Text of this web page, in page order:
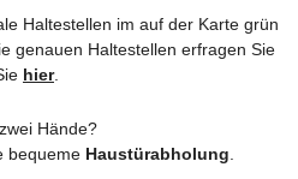
Haltestellen im auf der Karte grün
genauen Haltestellen erfragen Sie
hier.
Hände?
bequeme Haustürabholung.